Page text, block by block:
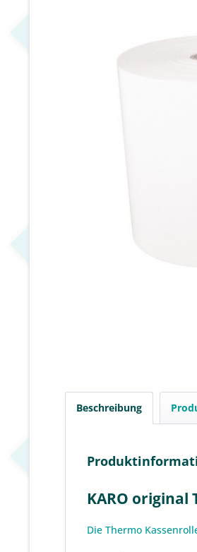
Beschreibung
KARO original
Die Thermo